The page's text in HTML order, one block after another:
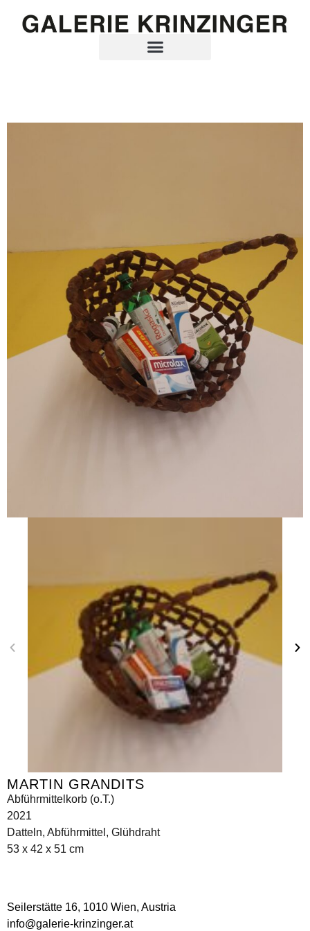
MARTIN GRANDITS
Abführmittelkorb (o.T.)
2021
Datteln, Abführmittel, Glühdraht
53 x 42 x 51 cm
Seilerstätte 16, 1010 Wien, Austria
info@galerie-krinzinger.at